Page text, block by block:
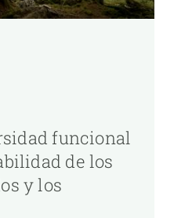
funcional
de los
y los